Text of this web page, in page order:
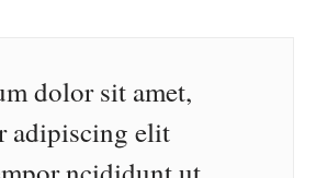
dolor sit amet,
adipiscing elit